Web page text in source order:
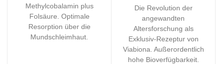
Methylcobalamin plus
Folsäure. Optimale
Resorption über die
Mundschleimhaut.
Die Revolution der
angewandten
Altersforschung als
Exklusiv-Rezeptur von
Viabiona. Außerordentlich
hohe Bioverfügbarkeit.